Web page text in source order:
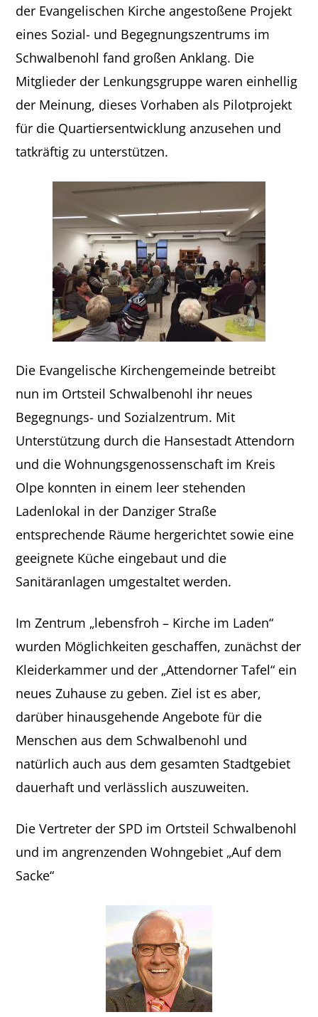
der Evangelischen Kirche angestoßene Projekt
eines Sozial- und Begegnungszentrums im
Schwalbenohl fand großen Anklang. Die
Mitglieder der Lenkungsgruppe waren einhellig
der Meinung, dieses Vorhaben als Pilotprojekt
für die Quartiersentwicklung anzusehen und
tatkräftig zu unterstützen.
Die Evangelische Kirchengemeinde betreibt
nun im Ortsteil Schwalbenohl ihr neues
Begegnungs- und Sozialzentrum. Mit
Unterstützung durch die Hansestadt Attendorn
und die Wohnungsgenossenschaft im Kreis
Olpe konnten in einem leer stehenden
Ladenlokal in der Danziger Straße
entsprechende Räume hergerichtet sowie eine
geeignete Küche eingebaut und die
Sanitäranlagen umgestaltet werden.
Im Zentrum „lebensfroh – Kirche im Laden“
wurden Möglichkeiten geschaffen, zunächst der
Kleiderkammer und der „Attendorner Tafel“ ein
neues Zuhause zu geben. Ziel ist es aber,
darüber hinausgehende Angebote für die
Menschen aus dem Schwalbenohl und
natürlich auch aus dem gesamten Stadtgebiet
dauerhaft und verlässlich auszuweiten.
Die Vertreter der SPD im Ortsteil Schwalbenohl
und im angrenzenden Wohngebiet „Auf dem
Sacke“